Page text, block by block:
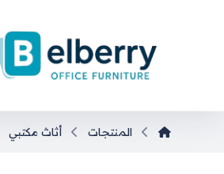
المنتجات أثاث مكتبي